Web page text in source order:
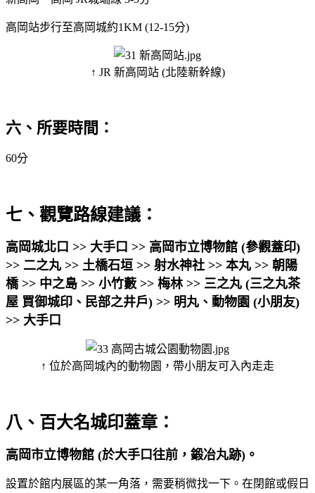
高岡站步行至高岡城約1KM (12-15分)
↑ JR 新高岡站 (北陸新幹線)
六、所要時間：
60分
七、觀覽路線建議：
高岡城北口 >> 大手口 >> 高岡市立博物館 (參觀蓋印)
>> 二之丸 >> 土橋石垣 >> 射水神社 >> 本丸 >> 朝陽
橋 >> 中之島 >> 小竹藪 >> 梅林 >> 三之丸 (三之丸茶
屋 買御城印、民部之井戶) >> 明丸、動物園 (小朋友)
>> 大手口
↑ 位於高岡城內的動物園，帶小朋友可入內走走
八、百大名城印蓋章：
高岡市立博物館 (於大手口往前，鍛冶丸跡)。
設置於館内展區的某一角落，需要稍微找一下。在閉館或假日